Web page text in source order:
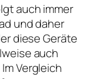
auch immer
und daher
diese Geräte
auch
Vergleich